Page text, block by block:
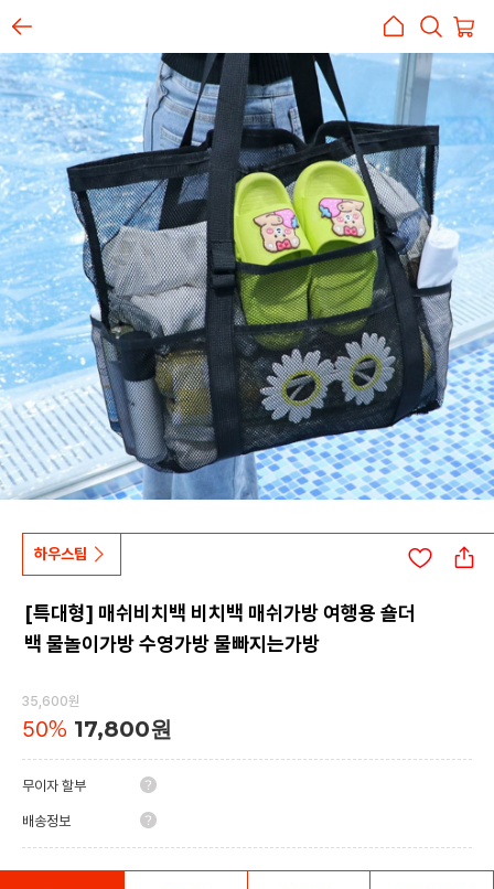
하우스팁
[특대형] 매쉬비치백 비치백 매쉬가방 여행용 숄더
백 물놀이가방 수영가방 물빠지는가방
35,600원
50% 17,800원
무이자 할부
배송정보